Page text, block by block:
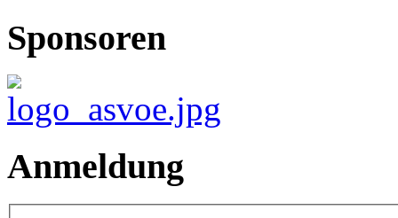
Sponsoren
Anmeldung